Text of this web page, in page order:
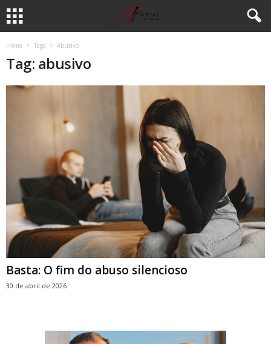
Home Tags Abusivo
Tag: abusivo
Basta: O fim do abuso silencioso
30 de abril de 2026